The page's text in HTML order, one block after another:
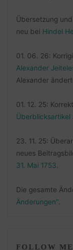
Übersetzung
neu bei Hindel
01. 06. 26:
Alexander
Alexander
01. 12. 25:
Überblicksartikel
23. 11. 25:
neues
31. Mai 1753.
Die gesamte
Änderungen".
FOLLOW ME